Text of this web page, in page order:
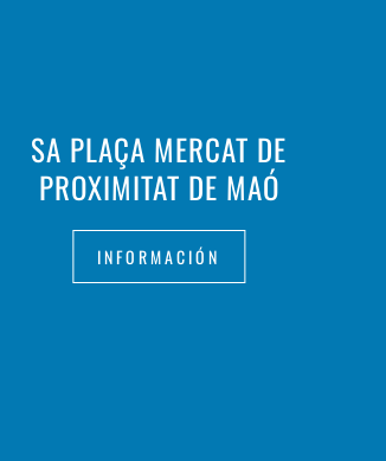
SA PLAÇA MERCAT DE
PROXIMITAT DE MAÓ
INFORMACIÓN